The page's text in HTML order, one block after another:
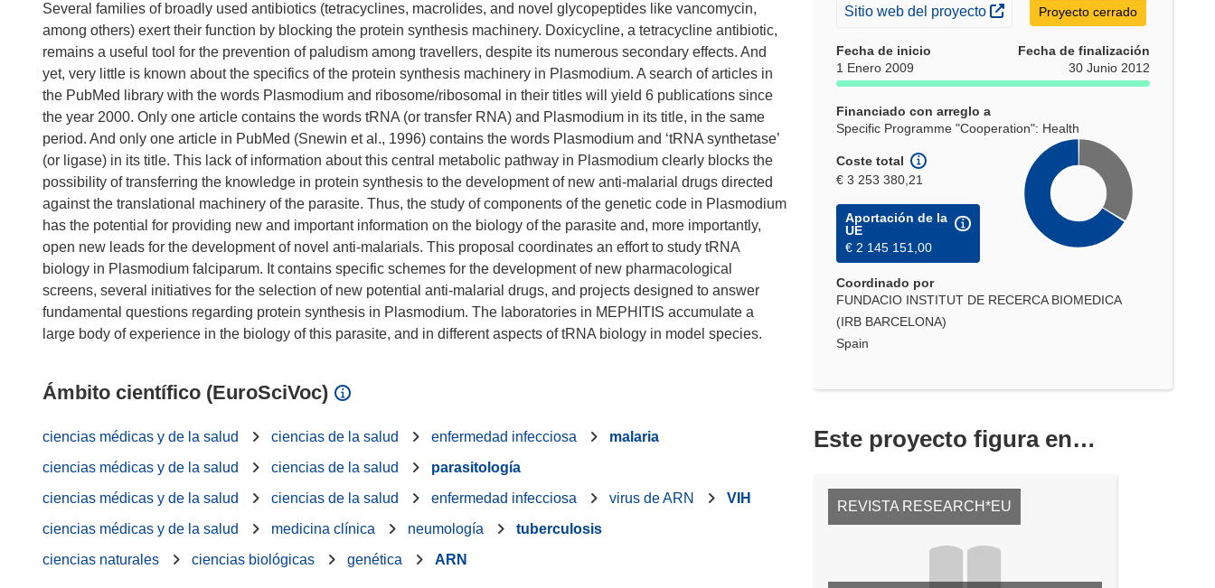
(se abrirá en una nueva ventana)
Sitio web del proyecto Proyecto cerrado
Fecha de inicio
1 Enero 2009
Fecha de finalización
30 Junio 2012
Financiado con arreglo a
Specific Programme "Cooperation": Health
Coste total
€ 3 253 380,21
Aportación de la
UE
€ 2 145 151,00
Coordinado por
FUNDACIO INSTITUT DE RECERCA BIOMEDICA
(IRB BARCELONA)
Spain
Este proyecto figura en…
REVISTA RESEARCH*EU
Several families of broadly used antibiotics (tetracyclines, macrolides, and novel glycopeptides like vancomycin,
among others) exert their function by blocking the protein synthesis machinery. Doxicycline, a tetracycline antibiotic,
remains a useful tool for the prevention of paludism among travellers, despite its numerous secondary effects. And
yet, very little is known about the specifics of the protein synthesis machinery in Plasmodium. A search of articles in
the PubMed library with the words Plasmodium and ribosome/ribosomal in their titles will yield 6 publications since
the year 2000. Only one article contains the words tRNA (or transfer RNA) and Plasmodium in its title, in the same
period. And only one article in PubMed (Snewin et al., 1996) contains the words Plasmodium and ‘tRNA synthetase’
(or ligase) in its title. This lack of information about this central metabolic pathway in Plasmodium clearly blocks the
possibility of transferring the knowledge in protein synthesis to the development of new anti-malarial drugs directed
against the translational machinery of the parasite. Thus, the study of components of the genetic code in Plasmodium
has the potential for providing new and important information on the biology of the parasite and, more importantly,
open new leads for the development of novel anti-malarials. This proposal coordinates an effort to study tRNA
biology in Plasmodium falciparum. It contains specific schemes for the development of new pharmacological
screens, several initiatives for the selection of new potential anti-malarial drugs, and projects designed to answer
fundamental questions regarding protein synthesis in Plasmodium. The laboratories in MEPHITIS accumulate a
Ámbito científico (EuroSciVoc)
ciencias médicas y de la salud ciencias de la salud enfermedad infecciosa
malaria
ciencias médicas y de la salud
ciencias de la salud
parasitología
ciencias médicas y de la salud
ciencias de la salud enfermedad infecciosa virus de ARN
VIH
ciencias médicas y de la salud
medicina clínica neumología
tuberculosis
ciencias naturales
ciencias biológicas genética ARN